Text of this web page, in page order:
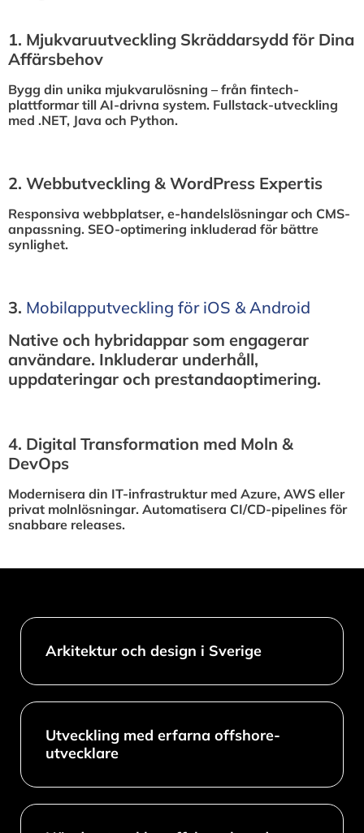
1.⁠ ⁠Mjukvaruutveckling Skräddarsydd för Dina
Affärsbehov
Bygg din unika mjukvarulösning – från fintech-
plattformar till AI-drivna system. Fullstack-utveckling
med .NET, Java och Python.
2.⁠ ⁠Webbutveckling & WordPress Expertis
Responsiva webbplatser, e-handelslösningar och CMS-
anpassning. SEO-optimering inkluderad för bättre
synlighet.
3.⁠ ⁠Mobilapputveckling för iOS & Android
Native och hybridappar som engagerar
användare. Inkluderar underhåll,
uppdateringar och prestandaoptimering.
4.⁠ ⁠Digital Transformation med Moln &
DevOps
Modernisera din IT-infrastruktur med Azure, AWS eller
privat molnlösningar. Automatisera CI/CD-pipelines för
snabbare releases.
Arkitektur och design i Sverige​
Utveckling med erfarna offshore-
utvecklare